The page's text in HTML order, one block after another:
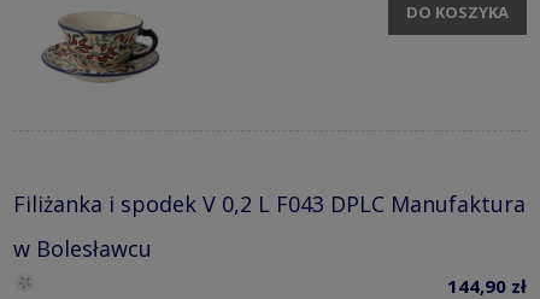
DO KOSZYKA
Filiżanka i spodek V 0,2 L F043 DPLC Manufaktura
w Bolesławcu
144,90 zł